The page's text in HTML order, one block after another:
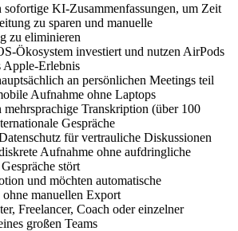
sofortige KI-Zusammenfassungen, um Zeit
zu sparen und manuelle
zu eliminieren
Ökosystem investiert und nutzen AirPods
Apple-Erlebnis
an persönlichen Meetings teil
Aufnahme ohne Laptops
mehrsprachige Transkription (über 100
Gespräche
für vertrauliche Diskussionen
Aufnahme ohne aufdringliche
stört
und möchten automatische
manuellen Export
Freelancer, Coach oder einzelner
großen Teams